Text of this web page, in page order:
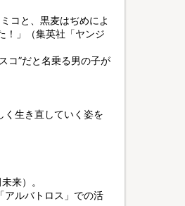
コと、黒麦はぢめによ
！」（集英社「ヤンジ
コ”だと名乗る男の子が
く生き直していく姿を
来）。
アルバトロス」での活